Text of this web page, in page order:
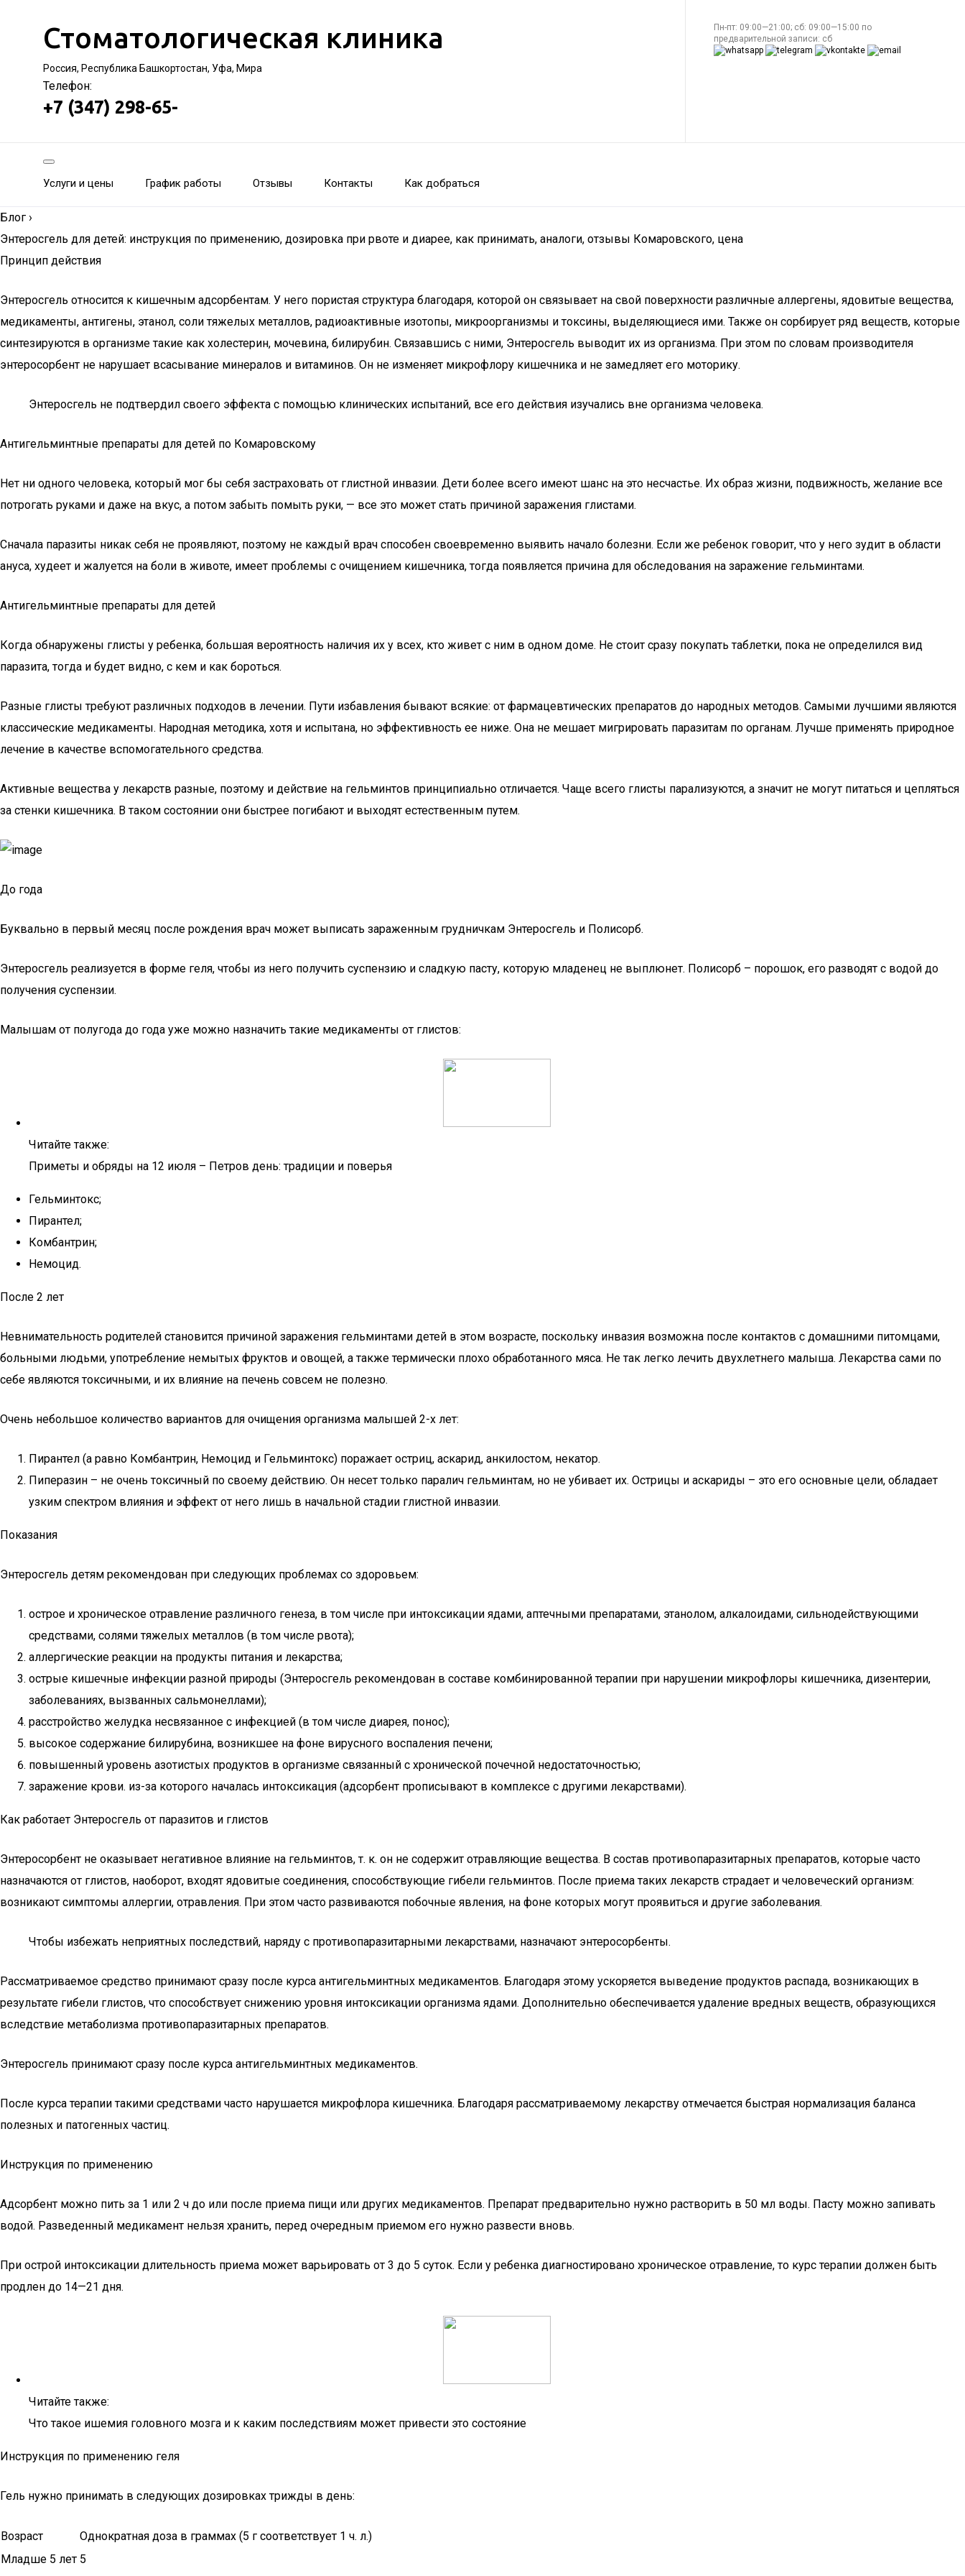
Стоматологическая клиника
Россия, Республика Башкортостан, Уфа, Мира
Телефон:
+7 (347) 298-65-
Пн-пт: 09:00—21:00; сб: 09:00—15:00 по
предварительной записи: сб
Услуги и цены График работы Отзывы Контакты Как добраться
Блог ›
Энтеросгель для детей: инструкция по применению, дозировка при рвоте и диарее, как принимать, аналоги, отзывы Комаровского, цена
Принцип действия
Энтеросгель относится к кишечным адсорбентам. У него пористая структура благодаря, которой он связывает на свой поверхности различные аллергены, ядовитые вещества,
медикаменты, антигены, этанол, соли тяжелых металлов, радиоактивные изотопы, микроорганизмы и токсины, выделяющиеся ими. Также он сорбирует ряд веществ, которые
синтезируются в организме такие как холестерин, мочевина, билирубин. Связавшись с ними, Энтеросгель выводит их из организма. При этом по словам производителя
энтеросорбент не нарушает всасывание минералов и витаминов. Он не изменяет микрофлору кишечника и не замедляет его моторику.
Энтеросгель не подтвердил своего эффекта с помощью клинических испытаний, все его действия изучались вне организма человека.
Антигельминтные препараты для детей по Комаровскому
Нет ни одного человека, который мог бы себя застраховать от глистной инвазии. Дети более всего имеют шанс на это несчастье. Их образ жизни, подвижность, желание все
потрогать руками и даже на вкус, а потом забыть помыть руки, — все это может стать причиной заражения глистами.
Сначала паразиты никак себя не проявляют, поэтому не каждый врач способен своевременно выявить начало болезни. Если же ребенок говорит, что у него зудит в области
ануса, худеет и жалуется на боли в животе, имеет проблемы с очищением кишечника, тогда появляется причина для обследования на заражение гельминтами.
Антигельминтные препараты для детей
Когда обнаружены глисты у ребенка, большая вероятность наличия их у всех, кто живет с ним в одном доме. Не стоит сразу покупать таблетки, пока не определился вид
паразита, тогда и будет видно, с кем и как бороться.
Разные глисты требуют различных подходов в лечении. Пути избавления бывают всякие: от фармацевтических препаратов до народных методов. Самыми лучшими являются
классические медикаменты. Народная методика, хотя и испытана, но эффективность ее ниже. Она не мешает мигрировать паразитам по органам. Лучше применять природное
лечение в качестве вспомогательного средства.
Активные вещества у лекарств разные, поэтому и действие на гельминтов принципиально отличается. Чаще всего глисты парализуются, а значит не могут питаться и цепляться
за стенки кишечника. В таком состоянии они быстрее погибают и выходят естественным путем.
До года
Буквально в первый месяц после рождения врач может выписать зараженным грудничкам Энтеросгель и Полисорб.
Энтеросгель реализуется в форме геля, чтобы из него получить суспензию и сладкую пасту, которую младенец не выплюнет. Полисорб – порошок, его разводят с водой до
получения суспензии.
Малышам от полугода до года уже можно назначить такие медикаменты от глистов:
Читайте также:
Приметы и обряды на 12 июля – Петров день: традиции и поверья
Гельминтокс;
Пирантел;
Комбантрин;
Немоцид.
После 2 лет
Невнимательность родителей становится причиной заражения гельминтами детей в этом возрасте, поскольку инвазия возможна после контактов с домашними питомцами,
больными людьми, употребление немытых фруктов и овощей, а также термически плохо обработанного мяса. Не так легко лечить двухлетнего малыша. Лекарства сами по
себе являются токсичными, и их влияние на печень совсем не полезно.
Очень небольшое количество вариантов для очищения организма малышей 2-х лет:
Пирантел (а равно Комбантрин, Немоцид и Гельминтокс) поражает остриц, аскарид, анкилостом, некатор.
Пиперазин – не очень токсичный по своему действию. Он несет только паралич гельминтам, но не убивает их. Острицы и аскариды – это его основные цели, обладает
узким спектром влияния и эффект от него лишь в начальной стадии глистной инвазии.
Показания
Энтеросгель детям рекомендован при следующих проблемах со здоровьем:
острое и хроническое отравление различного генеза, в том числе при интоксикации ядами, аптечными препаратами, этанолом, алкалоидами, сильнодействующими
средствами, солями тяжелых металлов (в том числе рвота);
аллергические реакции на продукты питания и лекарства;
острые кишечные инфекции разной природы (Энтеросгель рекомендован в составе комбинированной терапии при нарушении микрофлоры кишечника, дизентерии,
заболеваниях, вызванных сальмонеллами);
расстройство желудка несвязанное с инфекцией (в том числе диарея, понос);
высокое содержание билирубина, возникшее на фоне вирусного воспаления печени;
повышенный уровень азотистых продуктов в организме связанный с хронической почечной недостаточностью;
заражение крови. из-за которого началась интоксикация (адсорбент прописывают в комплексе с другими лекарствами).
Как работает Энтеросгель от паразитов и глистов
Энтеросорбент не оказывает негативное влияние на гельминтов, т. к. он не содержит отравляющие вещества. В состав противопаразитарных препаратов, которые часто
назначаются от глистов, наоборот, входят ядовитые соединения, способствующие гибели гельминтов. После приема таких лекарств страдает и человеческий организм:
возникают симптомы аллергии, отравления. При этом часто развиваются побочные явления, на фоне которых могут проявиться и другие заболевания.
Чтобы избежать неприятных последствий, наряду с противопаразитарными лекарствами, назначают энтеросорбенты.
Рассматриваемое средство принимают сразу после курса антигельминтных медикаментов. Благодаря этому ускоряется выведение продуктов распада, возникающих в
результате гибели глистов, что способствует снижению уровня интоксикации организма ядами. Дополнительно обеспечивается удаление вредных веществ, образующихся
вследствие метаболизма противопаразитарных препаратов.
Энтеросгель принимают сразу после курса антигельминтных медикаментов.
После курса терапии такими средствами часто нарушается микрофлора кишечника. Благодаря рассматриваемому лекарству отмечается быстрая нормализация баланса
полезных и патогенных частиц.
Инструкция по применению
Адсорбент можно пить за 1 или 2 ч до или после приема пищи или других медикаментов. Препарат предварительно нужно растворить в 50 мл воды. Пасту можно запивать
водой. Разведенный медикамент нельзя хранить, перед очередным приемом его нужно развести вновь.
При острой интоксикации длительность приема может варьировать от 3 до 5 суток. Если у ребенка диагностировано хроническое отравление, то курс терапии должен быть
продлен до 14—21 дня.
Читайте также:
Что такое ишемия головного мозга и к каким последствиям может привести это состояние
Инструкция по применению геля
Гель нужно принимать в следующих дозировках трижды в день:
Возраст
Однократная доза в граммах (5 г соответствует 1 ч. л.)
Младше 5 лет 5